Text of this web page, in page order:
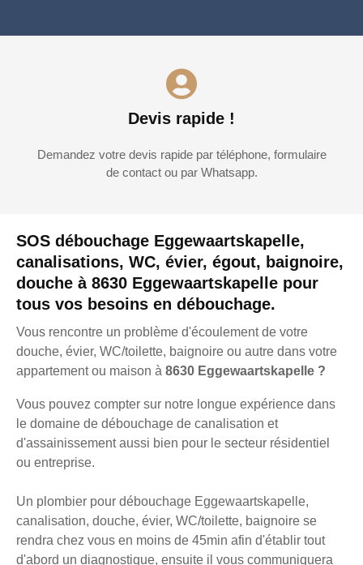
SOS débouchage Eggewaartskapelle,
canalisations, WC, évier, égout, baignoire,
douche à 8630 Eggewaartskapelle pour
tous vos besoins en débouchage.
Vous rencontre un problème d'écoulement de votre
douche, évier, WC/toilette, baignoire ou autre dans votre
appartement ou maison à 8630 Eggewaartskapelle ?
Vous pouvez compter sur notre longue expérience dans
le domaine de débouchage de canalisation et
d'assainissement aussi bien pour le secteur résidentiel
ou entreprise.
Un plombier pour débouchage Eggewaartskapelle,
canalisation, douche, évier, WC/toilette, baignoire se
rendra chez vous en moins de 45min afin d'établir tout
d'abord un diagnostique, ensuite il vous communiquera
Devis rapide !
Demandez votre devis rapide par téléphone, formulaire
de contact ou par Whatsapp.